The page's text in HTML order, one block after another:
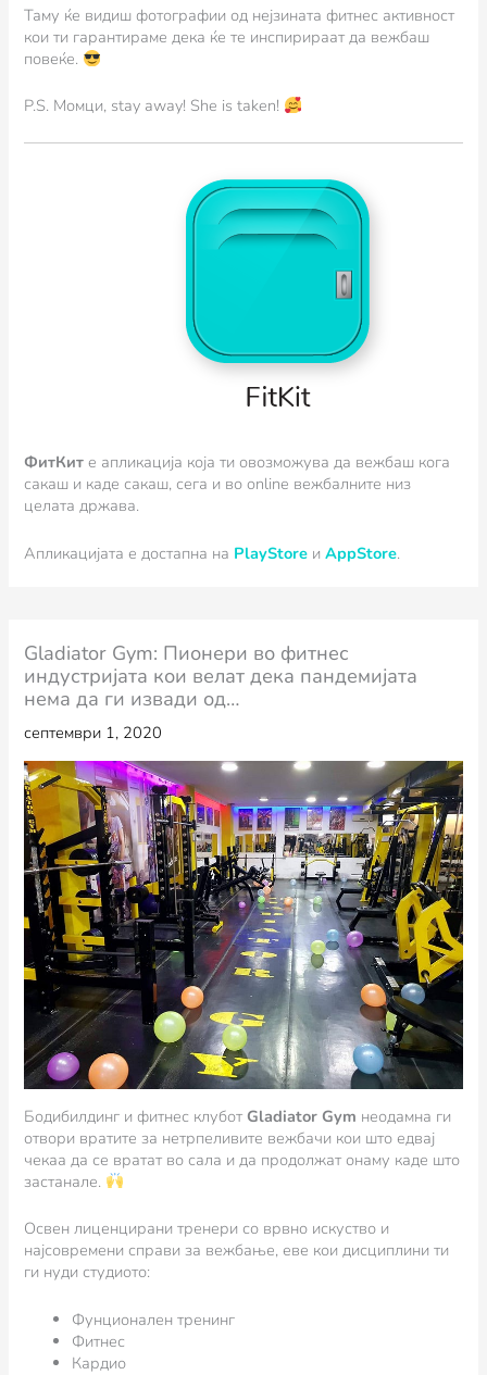
Таму ќе видиш фотографии од нејзината фитнес активност
кои ти гарантираме дека ќе те инспирираат да вежбаш
повеќе.
P.S. Момци, stay away! She is taken!
ФитКит e апликација која ти овозможува да вежбаш кога
сакаш и каде сакаш, сега и во online вежбалните низ
целата држава.
Апликацијата е достапна на PlayStore иAppStore.
Gladiator Gym: Пионери во фитнес
индустријата кои велат дека пандемијата
нема да ги извади од…
септември 1, 2020
Бодибилдинг и фитнес клуботGladiator Gym неодамна ги
отвори вратите за нетрпеливите вежбачи кои што едвај
чекаа да се вратат во сала и да продолжат онаму каде што
застанале.
Освен лиценцирани тренери со врвно искуство и
најсовремени справи за вежбање, еве кои дисциплини ти
ги нуди студиото:
Фунционален тренинг
Фитнес
Кардио